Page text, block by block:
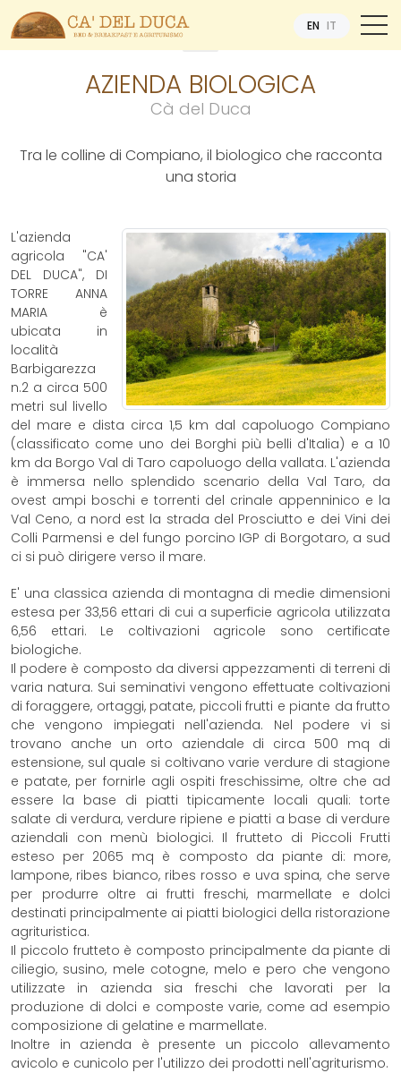
EN IT
AZIENDA BIOLOGICA
Cà del Duca
Tra le colline di Compiano, il biologico che racconta
una storia
L'azienda
agricola "CA'
DEL DUCA", DI
TORRE ANNA
MARIA è
ubicata in
località
Barbigarezza
n.2 a circa 500
metri sul livello
del mare e dista circa 1,5 km dal capoluogo Compiano
(classificato come uno dei Borghi più belli d'Italia) e a 10
km da Borgo Val di Taro capoluogo della vallata. L'azienda
è immersa nello splendido scenario della Val Taro, da
ovest ampi boschi e torrenti del crinale appenninico e la
Val Ceno, a nord est la strada del Prosciutto e dei Vini dei
Colli Parmensi e del fungo porcino IGP di Borgotaro, a sud
ci si può dirigere verso il mare.
E' una classica azienda di montagna di medie dimensioni
estesa per 33,56 ettari di cui a superficie agricola utilizzata
6,56 ettari. Le coltivazioni agricole sono certificate
biologiche.
Il podere è composto da diversi appezzamenti di terreni di
varia natura. Sui seminativi vengono effettuate coltivazioni
di foraggere, ortaggi, patate, piccoli frutti e piante da frutto
che vengono impiegati nell'azienda. Nel podere vi si
trovano anche un orto aziendale di circa 500 mq di
estensione, sul quale si coltivano varie verdure di stagione
e patate, per fornirle agli ospiti freschissime, oltre che ad
essere la base di piatti tipicamente locali quali: torte
salate di verdura, verdure ripiene e piatti a base di verdure
aziendali con menù biologici. Il frutteto di Piccoli Frutti
esteso per 2065 mq è composto da piante di: more,
lampone, ribes bianco, ribes rosso e uva spina, che serve
per produrre oltre ai frutti freschi, marmellate e dolci
destinati principalmente ai piatti biologici della ristorazione
agrituristica.
Il piccolo frutteto è composto principalmente da piante di
ciliegio, susino, mele cotogne, melo e pero che vengono
utilizzate in azienda sia freschi che lavorati per la
produzione di dolci e composte varie, come ad esempio
composizione di gelatine e marmellate.
Inoltre in azienda è presente un piccolo allevamento
avicolo e cunicolo per l'utilizzo dei prodotti nell'agriturismo.